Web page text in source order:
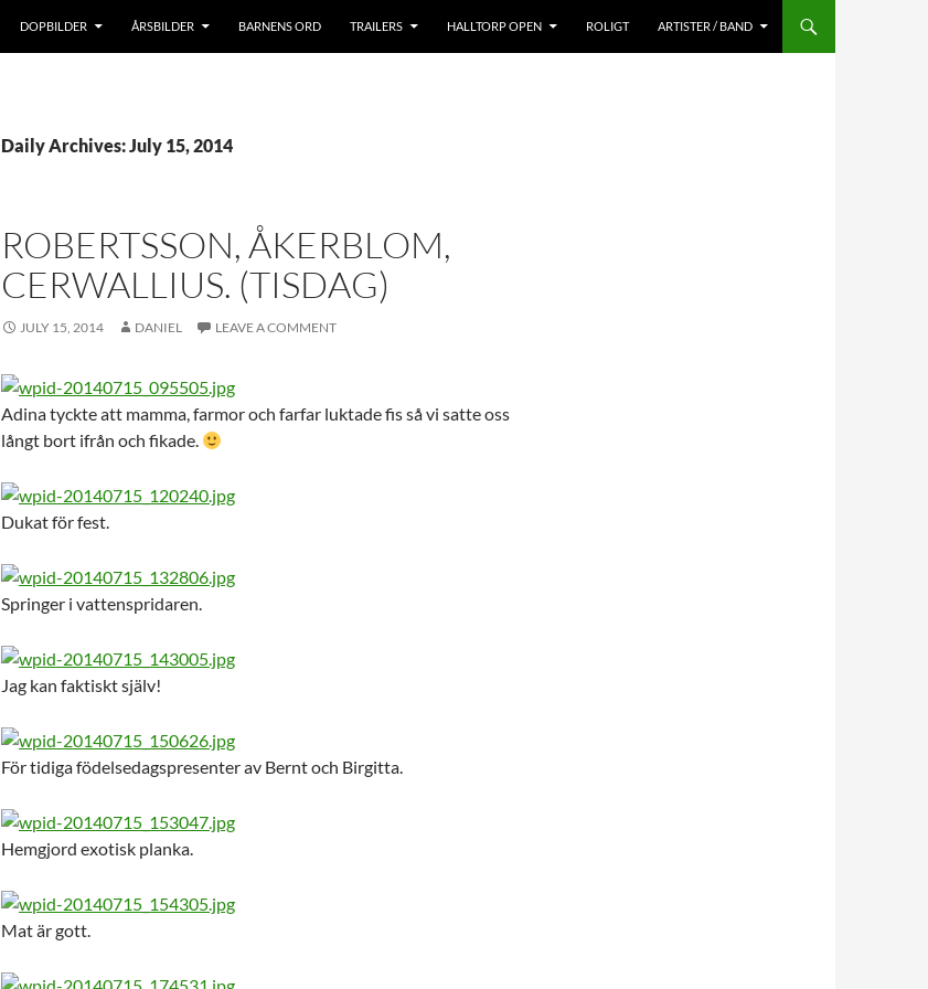
DOPBILDER ÅRSBILDER BARNENS ORD TRAILERS HALLTORP OPEN ROLIGT ARTISTER / BAND
Daily Archives: July 15, 2014
ROBERTSSON, ÅKERBLOM,
CERWALLIUS. (TISDAG)
JULY 15, 2014 DANIEL LEAVE A COMMENT
Adina tyckte att mamma, farmor och farfar luktade fis så vi satte oss
långt bort ifrån och fikade.
Dukat för fest.
Springer i vattenspridaren.
Jag kan faktiskt själv!
För tidiga födelsedagspresenter av Bernt och Birgitta.
Hemgjord exotisk planka.
Mat är gott.